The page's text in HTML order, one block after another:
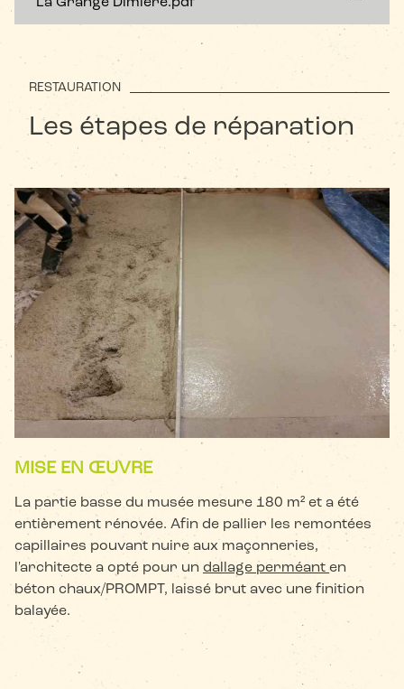
RESTAURATION
Les étapes de réparation
MISE EN ŒUVRE
La partie basse du musée mesure 180 m² et a été
entièrement rénovée. Afin de pallier les remontées
capillaires pouvant nuire aux maçonneries,
l'architecte a opté pour un dallage perméant en
béton chaux/PROMPT, laissé brut avec une finition
balayée.